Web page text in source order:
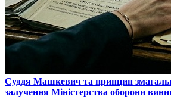
​Суддя Машкевич та принцип
залучення Міністерства оборони